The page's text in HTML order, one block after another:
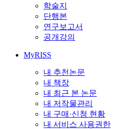
학술지
단행본
연구보고서
공개강의
MyRISS
내 추천논문
내 책장
내 최근 본 논문
내 저작물관리
내 구매·신청 현황
내 서비스 사용권한